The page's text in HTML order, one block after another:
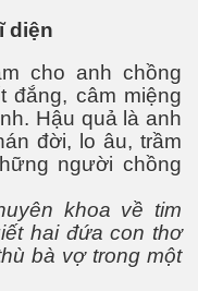
diện
cho anh chồng
đắng, câm miệng
Hậu quả là anh
đời, lo âu, trầm
người chồng
khoa về tim
hai đứa con thơ
bà vợ trong một